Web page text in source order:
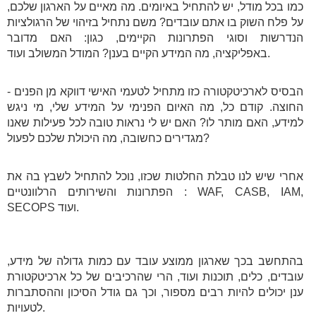
כמו בכל מודל, יש להתחיל באיומים. מה מאיים על הארגון שלכם,
על פלח השוק בו אתם עובדים? משם נתחיל בזיהוי של הרגולציות
הנדרשות וסוגי הפתרונות הקיימים, כגון: האם מדובר
באפליקציה, מה המידע הקיים בענן? המודל המשולב ועוד.
הבסיס לארכיטקטורה כזו מתחיל לטעמי האישי דווקא מן הפנים -
החוצה. קודם כל, מה האיום הפנימי על המידע שלי, מי ניגש
למידע, האם מותר לו? האם יש לי נראות טובה לכל פעילות שאנו
מגדירים כחשובה, מה היכולת שלכם לפעול?
אחרי שיש לנו טבלת החלטות שכזו, נוכל להתחיל לשבץ בה את
הפתרונות והשירותים הרלוונטיים: WAF, CASB, IAM,
SECOPS ועוד.
בהתחשב בכך שארגון ממוצע עובד עם כמות גדולה של מידע,
עובדים, כלים, תוכנות ועוד, הרי שהרכיבים של כל ארכיטקטורת
ענן יכולים להיות רבים מספור, וכך גם גודל הסיכון וההסתברות
לטעויות.